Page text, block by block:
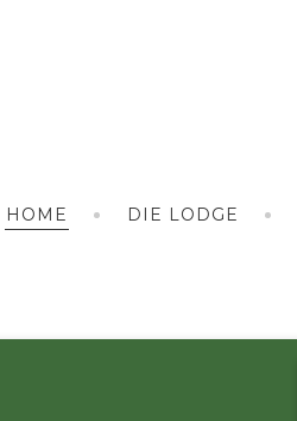
HOME DIE LODGE